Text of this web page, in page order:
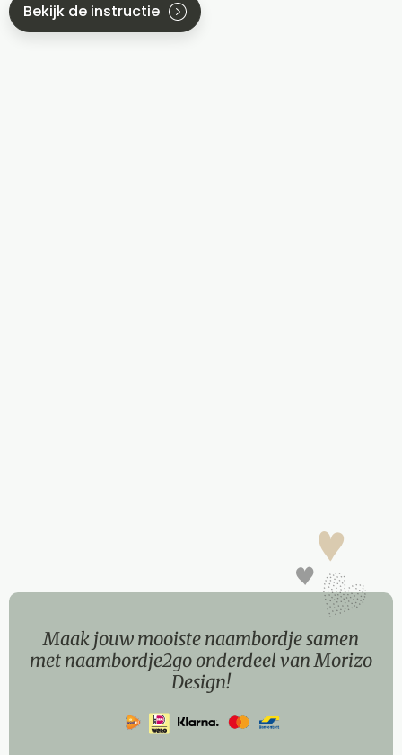
Bekijk de instructie
Maak jouw mooiste naambordje samen
met naambordje2go onderdeel van Morizo
Design!